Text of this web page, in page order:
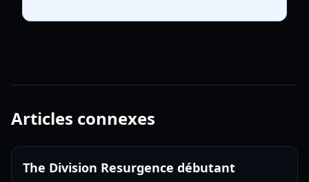
Articles connexes
The Division Resurgence débutant